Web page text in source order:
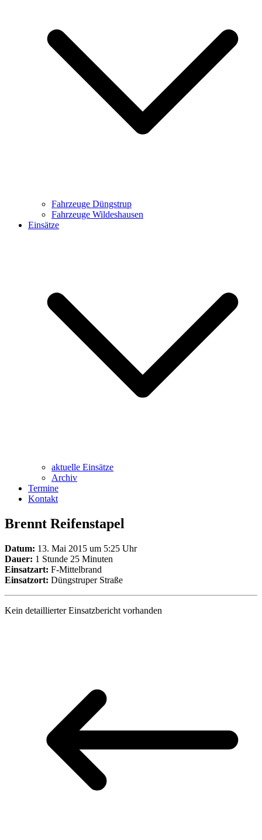
Fahrzeuge Düngstrup
Fahrzeuge Wildeshausen
Einsätze
aktuelle Einsätze
Archiv
Termine
Kontakt
Brennt Reifenstapel
Datum: 13. Mai 2015 um 5:25 Uhr
Dauer: 1 Stunde 25 Minuten
Einsatzart: F-Mittelbrand
Einsatzort: Düngstruper Straße
Kein detaillierter Einsatzbericht vorhanden